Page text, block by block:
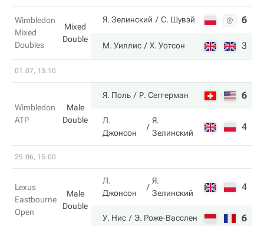
Wimbledon
Mixed
Doubles
Mixed
Double
Я. Зелинский С. Шувэй 6
М. Уиллис Х. Уотсон 3
01.07, 13:10
Wimbledon
ATP
Male
Double
Я. Поль Р. Сеггерман 6
Л.
Джонсон
Я.
Зелинский
4
25.06, 15:00
Lexus
Eastbourne
Open
Male
Double
Л.
Джонсон
Я.
Зелинский
4
У. Нис Э. Роже-Васслен 6